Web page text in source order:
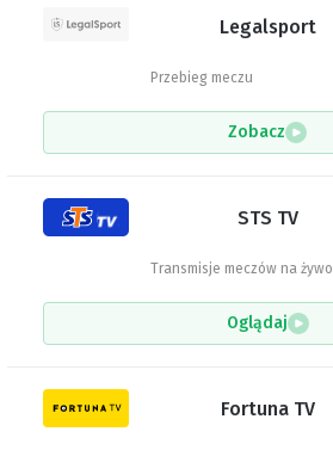
Legalsport
Przebieg meczu
Zobacz
STS TV
Transmisje meczów na żywo
Oglądaj
Fortuna TV